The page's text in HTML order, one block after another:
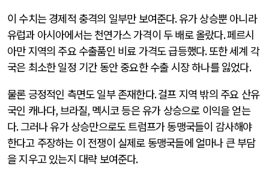
이 수치는 경제적 충격의 일부만 보여준다.유가 상승뿐 아니라
유럽과 아시아에서는 천연가스 가격이 두 배로 올랐다.페르시
아만 지역의 주요 수출품인 비료 가격도 급등했다.또한 세계 각
국은 최소한 일정 기간 동안 중요한 수출 시장 하나를 잃었다.
물론 긍정적인 측면도 일부 존재한다.걸프 지역 밖의 주요 산유
국인 캐나다,브라질, 멕시코 등은 유가 상승으로 이익을 얻는
다.그러나 유가 상승만으로도 트럼프가 동맹국들이 감사해야
한다고 주장하는 이 전쟁이 실제로 동맹국들에 얼마나 큰 부담
을 지우고 있는지 대략 보여준다.